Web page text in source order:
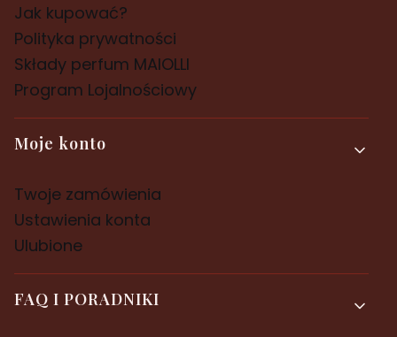
Jak kupować?
Polityka prywatności
Składy perfum MAIOLLI
Program Lojalnościowy
Moje konto
Twoje zamówienia
Ustawienia konta
Ulubione
FAQ I PORADNIKI